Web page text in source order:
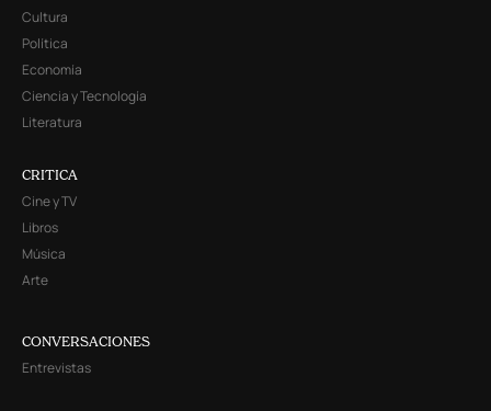
Cultura
Política
Economía
Ciencia y Tecnología
Literatura
CRITICA
Cine y TV
Libros
Música
Arte
CONVERSACIONES
Entrevistas